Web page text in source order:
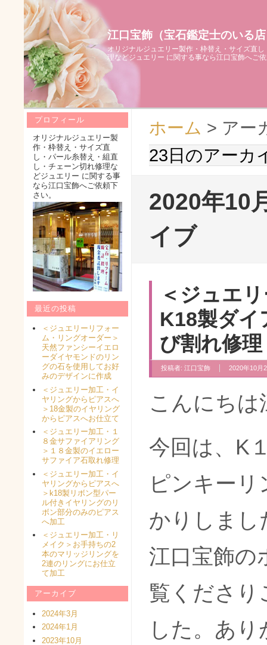
江口宝飾（宝石鑑定士のいる
オリジナルジュエリー製作・枠替え・サイズ直
理などジュエリー に関する事なら江口宝飾へご
ホーム > アー
23日のアーカ
2020年10
イブ
＜ジュエ
K18製ダイ
び割れ修理
投稿者: 江口宝飾 2020年10月
こんにちは
今回は、K
ピンキー
かりしまし
江口宝飾の
覧くださり
した。あ
プロフィール
オリジナルジュエリー製
作・枠替え・サイズ直
し・パール糸替え・組直
し・チェーン切れ修理な
どジュエリー に関する事
なら江口宝飾へご依頼下
さい。
最近の投稿
＜ジュエリーリフォー
ム・リングオーダー＞
天然ファンシーイエロ
ーダイヤモンドのリン
グの石を使用してお好
みのデザインに作成
＜ジュエリー加工・イ
ヤリングからピアスへ
＞18金製のイヤリング
からピアスへお仕立て
＜ジュエリー加工・１
８金サファイアリング
＞１８金製のイエロー
サファイア石取れ修理
＜ジュエリー加工・イ
ヤリングからピアスへ
＞k18製リボン型パー
ル付きイヤリングのリ
ボン部分のみのピアス
へ加工
＜ジュエリー加工・リ
メイク＞お手持ちの2
本のマリッジリングを
2連のリングにお仕立
て加工
アーカイブ
2024年3月
2024年1月
2023年10月